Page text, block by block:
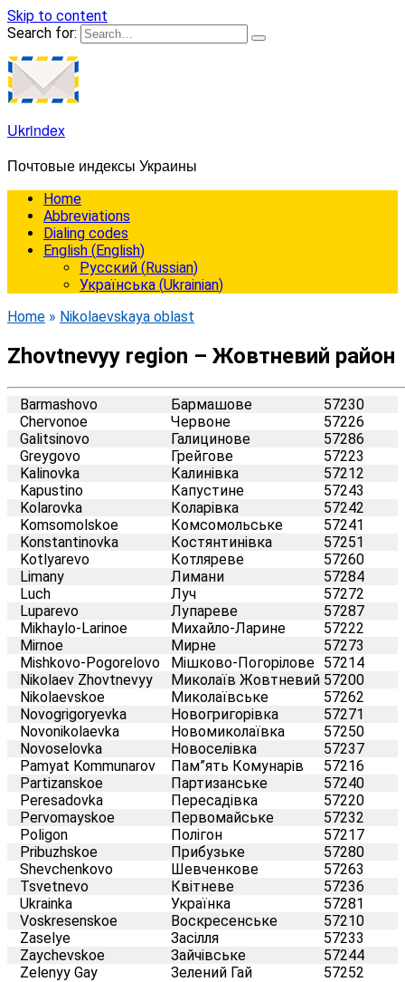
Skip to content
Search for:
Ukrindex
Почтовые индексы Украины
Home
Abbreviations
Dialing codes
English (English)
Русский (Russian)
Українська (Ukrainian)
Home » Nikolaevskaya oblast
Zhovtnevyy region – Жовтневий район
Barmashovo Бармашове
57230
Chervonoe
Червоне
57226
Galitsinovo
Галицинове
57286
Greygovo
Грейгове
57223
Kalinovka
Калинівка
57212
Kapustino
Капустине
57243
Kolarovka
Коларівка
57242
Komsomolskoe
Комсомольське
57241
Konstantinovka
Костянтинівка
57251
Kotlyarevo
Котляреве
57260
Limany
Лимани
57284
Luch
Луч
57272
Luparevo
Лупареве
57287
Mikhaylo-Larinoe
Михайло-Ларине
57222
Mirnoe
Мирне
57273
Mishkovo-Pogorelovo
Мішково-Погорілове 57214
Nikolaev Zhovtnevyy
Миколаїв Жовтневий 57200
Nikolaevskoe
Миколаївське
57262
Novogrigoryevka
Новогригорівка
57271
Novonikolaevka
Новомиколаївка
57250
Novoselovka
Новоселівка
57237
Pamyat Kommunarov
Пам”ять Комунарів
57216
Partizanskoe
Партизанське
57240
Peresadovka
Пересадівка
57220
Pervomayskoe
Первомайське
57232
Poligon
Полігон
57217
Pribuzhskoe
Прибузьке
57280
Shevchenkovo
Шевченкове
57263
Tsvetnevo
Квітневе
57236
Ukrainka
Українка
57281
Voskresenskoe
Воскресенське
57210
Zaselye
Засілля
57233
Zaychevskoe
Зайчівське
57244
Zelenyy Gay
Зелений Гай 57252